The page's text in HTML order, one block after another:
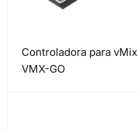
Controladora para vMix
VMX-GO